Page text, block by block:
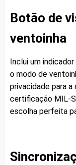
Botão de
ventoinha
Inclui um
o modo de
privacidade para
certificação MIL-
escolha perfeita